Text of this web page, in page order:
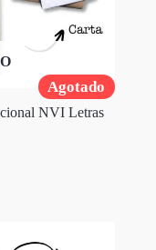
Agotado
NVI Letras